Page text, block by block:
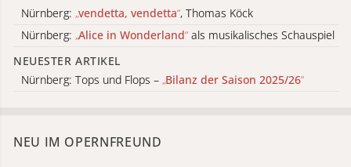
Nürnberg: „vendetta, vendetta“, Thomas Köck
Nürnberg: „Alice in Wonderland“ als musikalisches Schauspiel
NEUESTER ARTIKEL
Nürnberg: Tops und Flops – „Bilanz der Saison 2025/26“
NEU IM OPERNFREUND